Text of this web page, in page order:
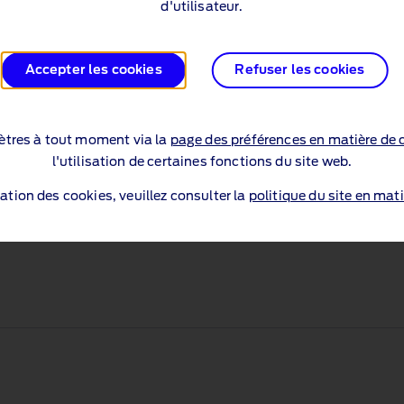
d'utilisateur.
Accepter les cookies Refuser les cookies
à tout moment via la page des préférences en matière de
l'utilisation de certaines fonctions du site web.
des cookies, veuillez consulter la politique du site en